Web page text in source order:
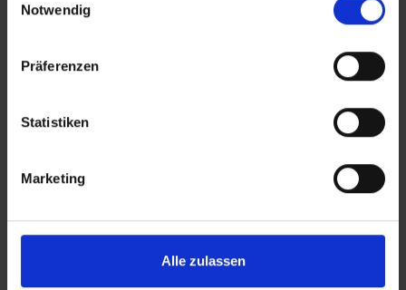
Notwendig
Präferenzen
Statistiken
Marketing
Alle zulassen
Falkensteiner Hotel & Spa Carinzia
Österreich – Hermagor